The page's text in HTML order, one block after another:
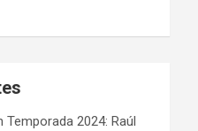
Temporada 2024: Raúl